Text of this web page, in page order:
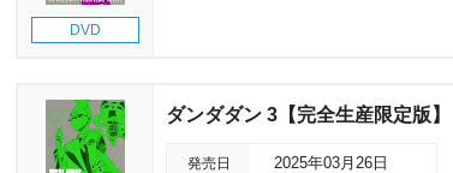
DVD
ダンダダン 3【完全生産限定版】
発売日 2025年03月26日